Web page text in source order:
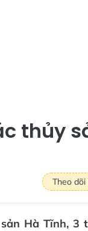
thủy
Theo
Hà Tĩnh, 3